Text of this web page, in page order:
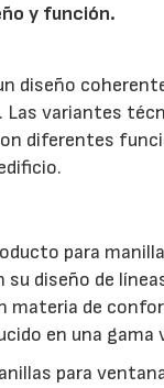
y función.
diseño
Las variantes
diferentes
para
diseño de
materia de
en una gama
para